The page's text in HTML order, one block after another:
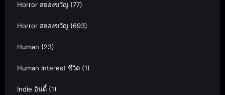
Horror สยองขวัญ (77)
Horror สยองขวัญ (693)
Human (23)
Human Interest ชีวิต (1)
Indie อินดี้ (1)